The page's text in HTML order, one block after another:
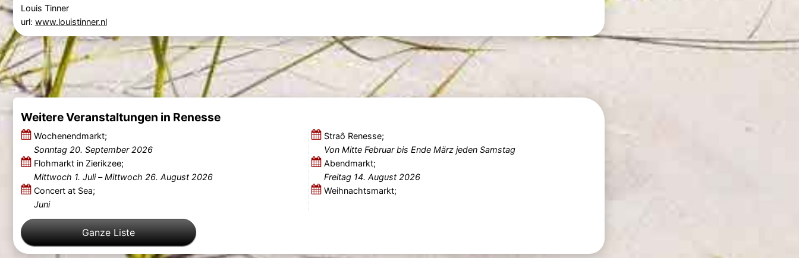
Louis Tinner
url: www.louistinner.nl
Weitere Veranstaltungen in Renesse
Wochenendmarkt;
Sonntag 20. September 2026
Flohmarkt in Zierikzee;
Mittwoch 1. Juli–Mittwoch 26. August 2026
Concert at Sea;
Juni
Straô Renesse;
Von Mitte Februar bis Ende März jeden Samstag
Abendmarkt;
Freitag 14. August 2026
Weihnachtsmarkt;
Ganze Liste